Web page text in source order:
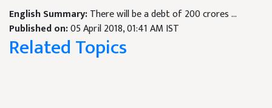
English Summary:There will be a debt of 200 crores ...
Published on:05 April 2018, 01:41 AM IST
Related Topics